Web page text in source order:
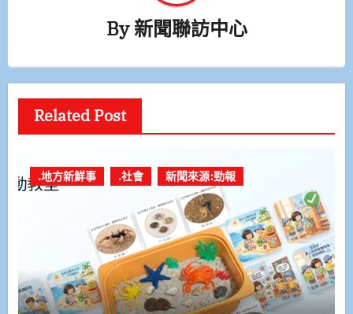
By新聞聯訪中心
Related Post
.地方新鮮事 .社會 新聞來源:勁報